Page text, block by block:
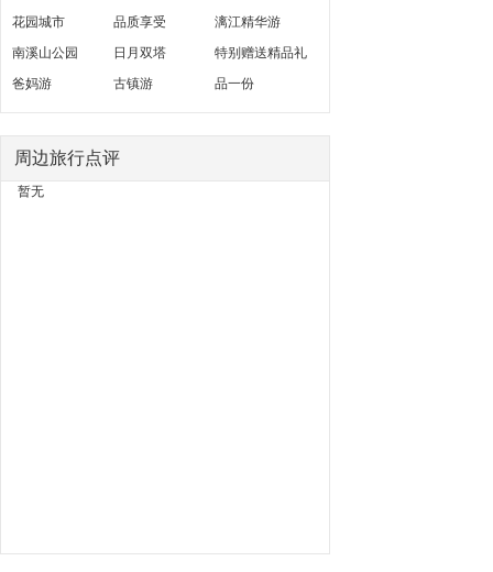
花园城市
品质享受
漓江精华游
南溪山公园
日月双塔
特别赠送精品礼
品一份
爸妈游 古镇游
周边旅行点评
暂无